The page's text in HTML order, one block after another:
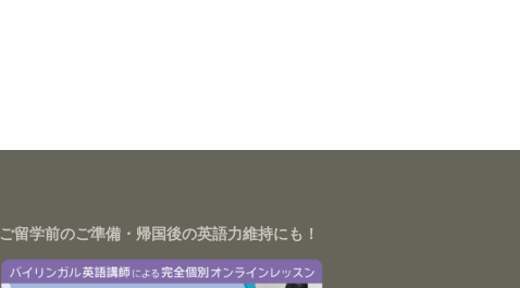
ご留学前のご準備・帰国後の英語力維持にも！